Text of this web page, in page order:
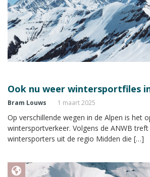
Ook nu weer wintersportfiles
Bram Louws 1 maart 2025
Op verschillende wegen in de Alpen is het
wintersportverkeer. Volgens de ANWB
wintersporters uit de regio Midden die […]